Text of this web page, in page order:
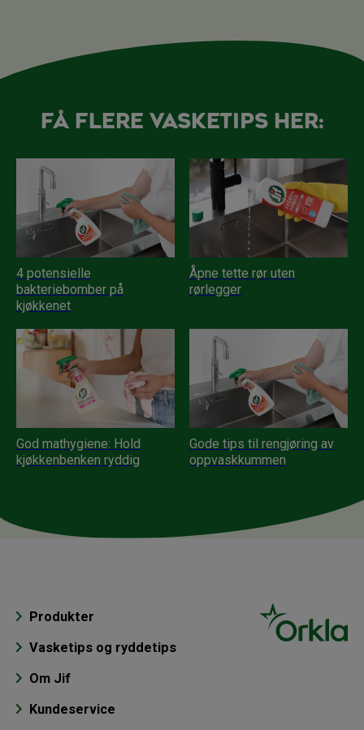
Få flere vasketips her:
4 potensielle
bakteriebomber på
kjøkkenet
Åpne tette rør uten
rørlegger
God mathygiene: Hold
kjøkkenbenken ryddig
Gode tips til rengjøring av
oppvaskkummen
Produkter
Vasketips og ryddetips
Om Jif
Kundeservice